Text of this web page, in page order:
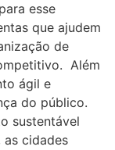
esse
que ajudem
de
Além
ágil e
do público.
sustentável
as cidades